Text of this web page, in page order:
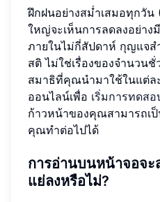
ฝึกฝนอย่างสม่ำเสมอทุกวั
ใหญ่จะเห็นการลดลงอย่า
ภายในไม่กี่สัปดาห์ กุญแจ
สติ ไม่ใช่เรื่องของจำนวน
สมาธิที่คุณนำมาใช้ในแต่ล
ออนไลน์เพื่อ เริ่มการทดส
ก้าวหน้าของคุณสามารถเป็
คุณทำต่อไปได้
การอ่านบนหน้าจอจะ
แย่ลงหรือไม่?